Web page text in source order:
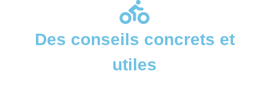
Des conseils concrets et
utiles